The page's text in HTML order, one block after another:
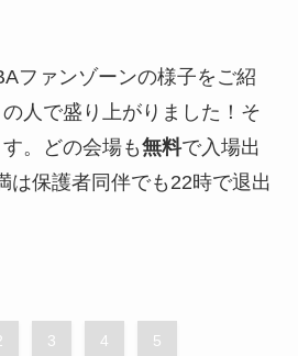
ファンゾーンの様子をご紹
人で盛り上がりました！そ
。どの会場も無料で入場出
保護者同伴でも22時で退出
3 4 5